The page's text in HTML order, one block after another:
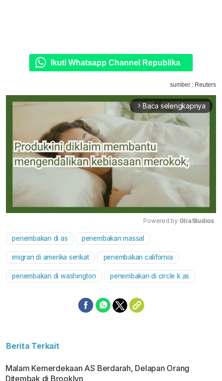
Ikuti Whatsapp Channel Republika
sumber : Reuters
arrow_forward_ios Baca selengkapnya
Powered by GliaStudios
penembakan di as penembakan massal
imigran di amerika serikat penembakan california
penembakan di washington penembakan di circle k as
Berita Terkait
Malam Kemerdekaan AS Berdarah, Delapan Orang
Ditembak di Brooklyn